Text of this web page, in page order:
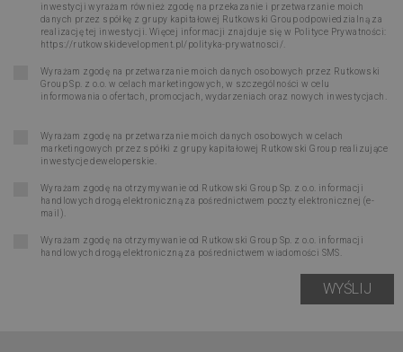
inwestycji wyrażam również zgodę na przekazanie i przetwarzanie moich
danych przez spółkę z grupy kapitałowej Rutkowski Group odpowiedzialną za
realizację tej inwestycji. Więcej informacji znajduje się w Polityce Prywatności:
https://rutkowskidevelopment.pl/polityka-prywatnosci/
Wyrażam zgodę na przetwarzanie moich danych osobowych przez Rutkowski
Group Sp. z o.o. w celach marketingowych, w szczególności w celu
informowania o ofertach, promocjach, wydarzeniach oraz nowych inwestycjach.
Wyrażam zgodę na przetwarzanie moich danych osobowych w celach
marketingowych przez spółki z grupy kapitałowej Rutkowski Group realizujące
inwestycje deweloperskie.
Wyrażam zgodę na otrzymywanie od Rutkowski Group Sp. z o.o. informacji
handlowych drogą elektroniczną za pośrednictwem poczty elektronicznej (e-
mail).
Wyrażam zgodę na otrzymywanie od Rutkowski Group Sp. z o.o. informacji
handlowych drogą elektroniczną za pośrednictwem wiadomości SMS.